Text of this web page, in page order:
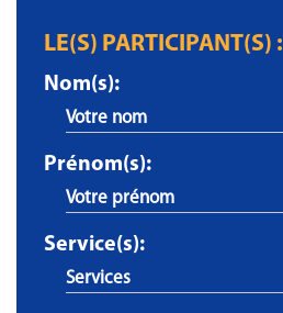
LE(S) PARTICIPANT(S) :
Nom(s):
Prénom(s):
Service(s):